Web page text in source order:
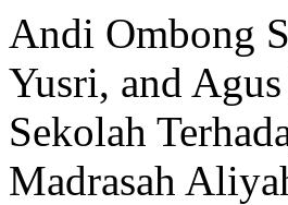
Andi Ombong
Yusri, and
Sekolah
Madrasah